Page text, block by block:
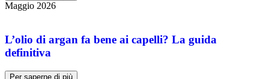
Maggio 2026
L’olio di argan fa bene ai capelli? La guida
definitiva
Per saperne di più